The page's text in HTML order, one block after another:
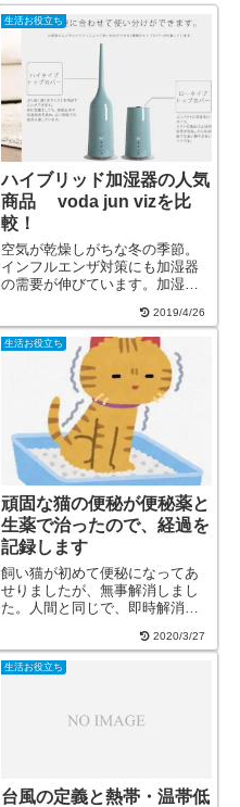
生活お役立ち
ハイブリッド加湿器の人気
商品 voda jun vizを比
較！
空気が乾燥しがちな冬の季節。
インフルエンザ対策にも加湿器
の需要が伸びています。加湿器
最近人気なのはハイブリッド式
です。加湿器の種類とハイブリ
ッド式のメリット・デメリット
を見てみましょう。ハイブリッ
ド加湿器の１万円...
2019/4/26
生活お役立ち
頑固な猫の便秘が便秘薬と
生薬で治ったので、経過を
記録します
飼い猫が初めて便秘になってあ
せりましたが、無事解消しまし
た。人間と同じで、即時解消を
ればいいんですね。回復経過を
日記風にまとめましたので、是
非ご参考にしてください。
2020/3/27
生活お役立ち
台風の定義と熱帯・温帯低